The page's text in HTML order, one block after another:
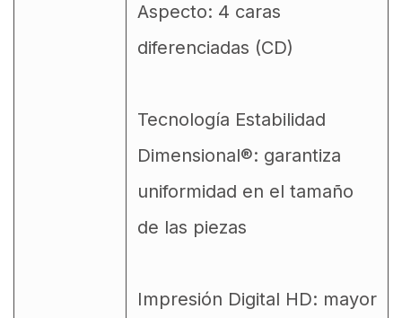
Aspecto: 4 caras
diferenciadas (CD)
Tecnología Estabilidad
Dimensional®: garantiza
uniformidad en el tamaño
de las piezas
Impresión Digital HD: mayor